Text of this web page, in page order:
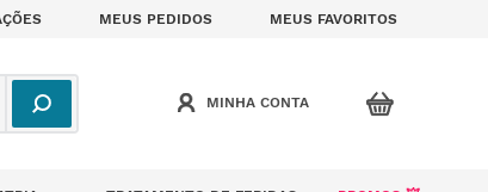
MEUS PEDIDOS MEUS FAVORITOS